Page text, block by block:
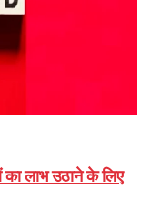
का लाभ उठाने के लिए